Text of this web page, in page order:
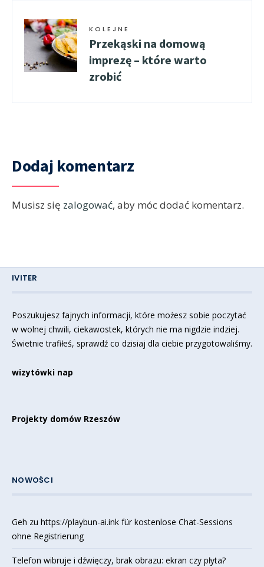
KOLEJNE
Przekąski na domową
imprezę – które warto
zrobić
Dodaj komentarz
Musisz się zalogować, aby móc dodać komentarz.
IVITER
Poszukujesz fajnych informacji, które możesz sobie poczytać
w wolnej chwili, ciekawostek, których nie ma nigdzie indziej.
Świetnie trafiłeś, sprawdź co dzisiaj dla ciebie przygotowaliśmy.
wizytówki nap
Projekty domów Rzeszów
NOWOŚCI
Geh zu https://playbun-ai.ink für kostenlose Chat-Sessions
ohne Registrierung
Telefon wibruje i dźwięczy, brak obrazu: ekran czy płyta?